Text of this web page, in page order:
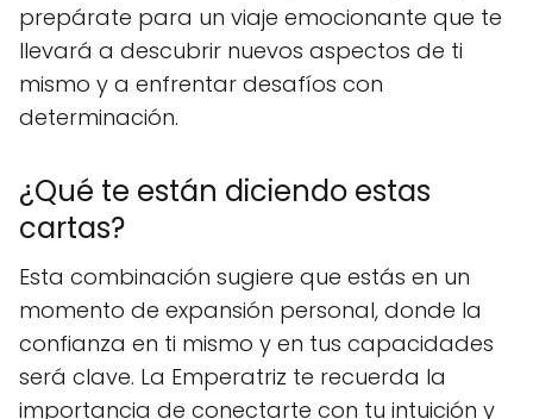
prepárate para un viaje emocionante que te
llevará a descubrir nuevos aspectos de ti
mismo y a enfrentar desafíos con
determinación.
¿Qué te están diciendo estas
cartas?
Esta combinación sugiere que estás en un
momento de expansión personal, donde la
confianza en ti mismo y en tus capacidades
será clave. La Emperatriz te recuerda la
importancia de conectarte con tu intuición y